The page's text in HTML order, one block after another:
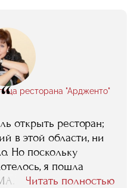
ресторана "Ардженто"
“
открыть ресторан;
в этой области, ни
Но поскольку
я пошла
До того я была
Читать полностью